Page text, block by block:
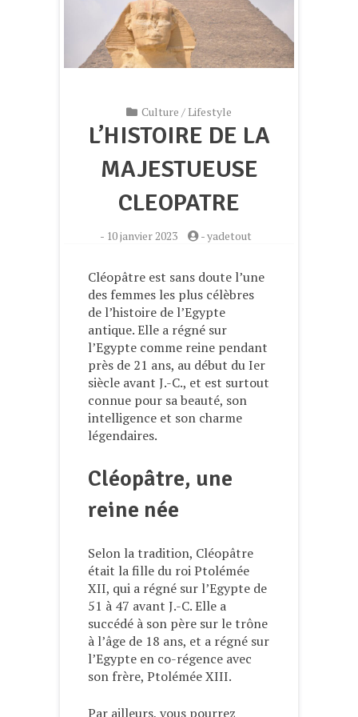
Culture /Lifestyle
L’HISTOIRE DE LA
MAJESTUEUSE
CLEOPATRE
- 10 janvier 2023 -yadetout
Cléopâtre est sans doute l’une
des femmes les plus célèbres
de l’histoire de l’Egypte
antique. Elle a régné sur
l’Egypte comme reine pendant
près de 21 ans, au début du Ier
siècle avant J.-C., et est surtout
connue pour sa beauté, son
intelligence et son charme
légendaires.
Cléopâtre, une
reine née
Selon la tradition, Cléopâtre
était la fille du roi Ptolémée
XII, qui a régné sur l’Egypte de
51 à 47 avant J.-C. Elle a
succédé à son père sur le trône
à l’âge de 18 ans, et a régné sur
l’Egypte en co-régence avec
son frère, Ptolémée XIII.
Par ailleurs, vous pourrez